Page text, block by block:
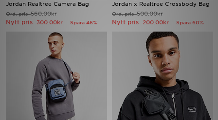
Jordan Realtree Camera Bag
Ord. pris560.00kr
Nytt pris 300.00kr Spara 46%
Jordan x Realtree Crossbody Bag
Ord. pris500.00kr
Nytt pris 200.00kr Spara 60%